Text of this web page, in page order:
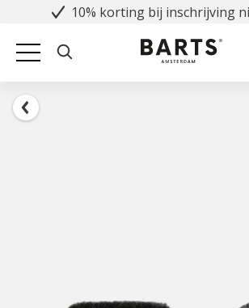
10% korting bij inschrijving